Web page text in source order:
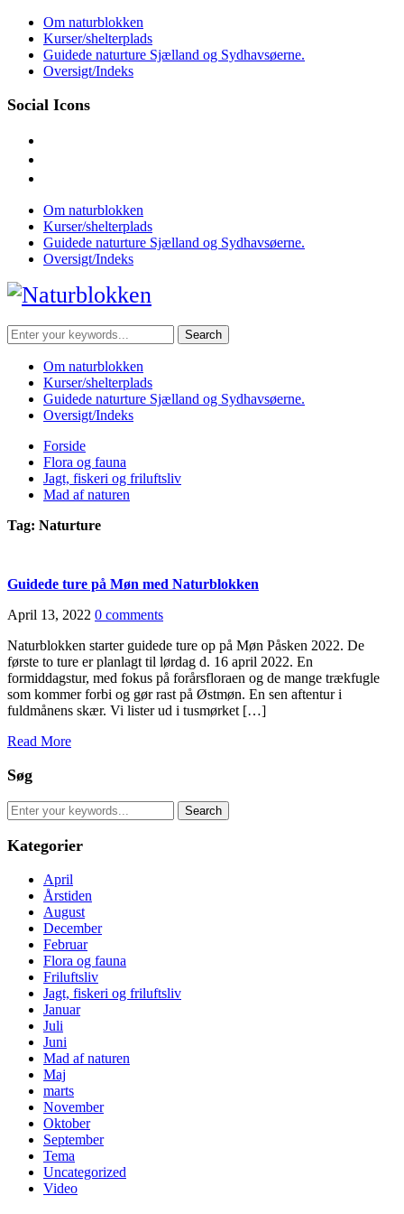
Skip
content
Om naturblokken
Kurser/shelterplads
Guidede naturture Sjælland og Sydhavsøerne.
Oversigt/Indeks
Social Icons
Om naturblokken
Kurser/shelterplads
Guidede naturture Sjælland og Sydhavsøerne.
Oversigt/Indeks
Search
for:
Om naturblokken
Kurser/shelterplads
Guidede naturture Sjælland og Sydhavsøerne.
Oversigt/Indeks
Forside
Flora og fauna
Jagt, fiskeri og friluftsliv
Mad af naturen
Tag: Naturture
Guidede ture på Møn med Naturblokken
April 13, 2022 0 comments
Naturblokken starter guidede ture op på Møn Påsken 2022. De
første to ture er planlagt til lørdag d. 16 april 2022. En
formiddagstur, med fokus på forårsfloraen og de mange trækfugle
som kommer forbi og gør rast på Østmøn. En sen aftentur i
fuldmånens skær. Vi lister ud i tusmørket […]
Read More
Søg
Search
for:
Kategorier
April
Årstiden
August
December
Februar
Flora og fauna
Friluftsliv
Jagt, fiskeri og friluftsliv
Januar
Juli
Juni
Mad af naturen
Maj
marts
November
Oktober
September
Tema
Uncategorized
Video